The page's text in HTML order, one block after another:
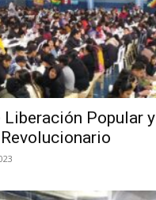
Liberación Popular